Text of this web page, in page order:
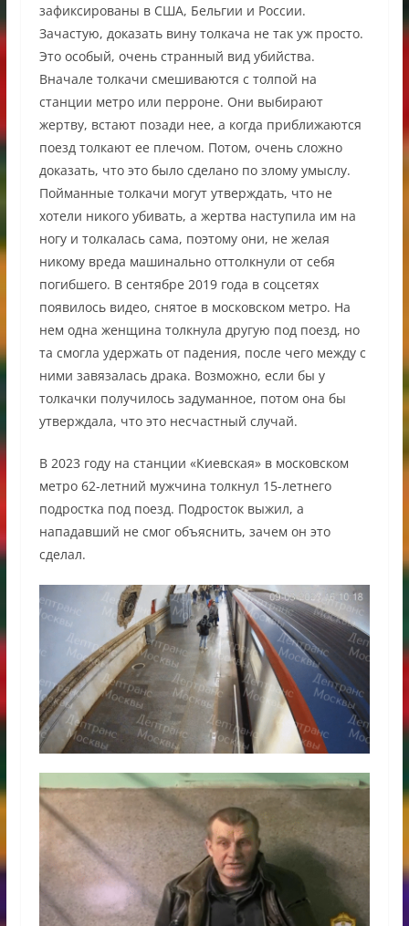
зафиксированы в США, Бельгии и России.
Зачастую, доказать вину толкача не так уж просто.
Это особый, очень странный вид убийства.
Вначале толкачи смешиваются с толпой на
станции метро или перроне. Они выбирают
жертву, встают позади нее, а когда приближаются
поезд толкают ее плечом. Потом, очень сложно
доказать, что это было сделано по злому умыслу.
Пойманные толкачи могут утверждать, что не
хотели никого убивать, а жертва наступила им на
ногу и толкалась сама, поэтому они, не желая
никому вреда машинально оттолкнули от себя
погибшего. В сентябре 2019 года в соцсетях
появилось видео, снятое в московском метро. На
нем одна женщина толкнула другую под поезд, но
та смогла удержать от падения, после чего между с
ними завязалась драка. Возможно, если бы у
толкачки получилось задуманное, потом она бы
утверждала, что это несчастный случай.
В 2023 году на станции «Киевская» в московском
метро 62-летний мужчина толкнул 15-летнего
подростка под поезд. Подросток выжил, а
нападавший не смог объяснить, зачем он это
сделал.